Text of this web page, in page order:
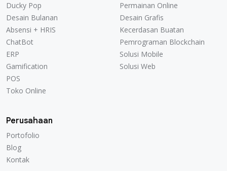
Ducky Pop
Ducky Pop
Desain Bulanan
Desain Bulanan
Absensi + HRIS
Absensi + HRIS
ChatBot
ChatBot
ERP
ERP
Gamification
Gamification
POS
POS
Toko Online
Permainan Online
Permainan Online
Desain Grafis
Desain Grafis
Kecerdasan Buatan
Kecerdasan Buatan
Pemrograman Blockchain
Pemrograman Blockchain
Solusi Mobile
Solusi Mobile
Solusi Web
Perusahaan
Portofolio
Portofolio
Blog
Blog
Kontak